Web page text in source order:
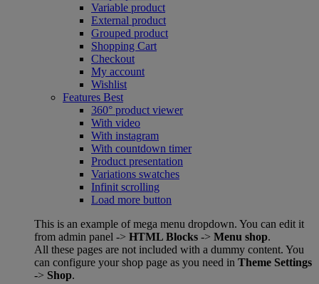
Variable product
External product
Grouped product
Shopping Cart
Checkout
My account
Wishlist
Features Best
360° product viewer
With video
With instagram
With countdown timer
Product presentation
Variations swatches
Infinit scrolling
Load more button
This is an example of mega menu dropdown. You can edit it
from admin panel -> HTML Blocks -> Menu shop.
All these pages are not included with a dummy content. You
can configure your shop page as you need in Theme Settings
-> Shop.